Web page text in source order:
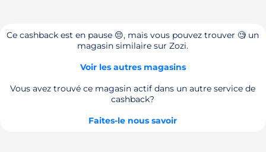
Ce cashback est en pause 😔, mais vous pouvez trouver 🧐 un
magasin similaire sur Zozi.
Voir les autres magasins
Vous avez trouvé ce magasin actif dans un autre service de
cashback?
Faites-le nous savoir